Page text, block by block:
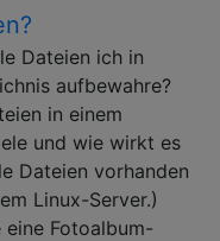
Dateien ich in
aufbewahre?
in einem
und wie wirkt es
Dateien vorhanden
Linux-Server.)
Fotoalbum-